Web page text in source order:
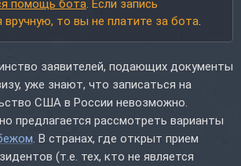
помощь бота . Если запись
вручную, то вы не платите за бота
заявителей, подающих документы
уже знают, что записаться на
США в России невозможно.
предлагается рассмотреть варианты
. В странах, где открыт прием
(т.е. тех, кто не является